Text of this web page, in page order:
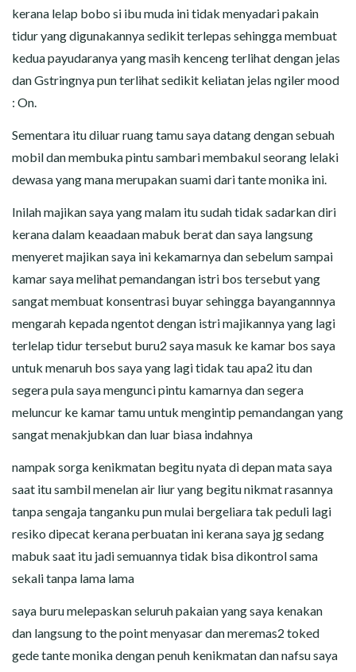
kerana lelap bobo si ibu muda ini tidak menyadari pakain
tidur yang digunakannya sedikit terlepas sehingga membuat
kedua payudaranya yang masih kenceng terlihat dengan jelas
dan Gstringnya pun terlihat sedikit keliatan jelas ngiler mood
: On.
Sementara itu diluar ruang tamu saya datang dengan sebuah
mobil dan membuka pintu sambari membakul seorang lelaki
dewasa yang mana merupakan suami dari tante monika ini.
Inilah majikan saya yang malam itu sudah tidak sadarkan diri
kerana dalam keaadaan mabuk berat dan saya langsung
menyeret majikan saya ini kekamarnya dan sebelum sampai
kamar saya melihat pemandangan istri bos tersebut yang
sangat membuat konsentrasi buyar sehingga bayangannnya
mengarah kepada ngentot dengan istri majikannya yang lagi
terlelap tidur tersebut buru2 saya masuk ke kamar bos saya
untuk menaruh bos saya yang lagi tidak tau apa2 itu dan
segera pula saya mengunci pintu kamarnya dan segera
meluncur ke kamar tamu untuk mengintip pemandangan yang
sangat menakjubkan dan luar biasa indahnya
nampak sorga kenikmatan begitu nyata di depan mata saya
saat itu sambil menelan air liur yang begitu nikmat rasannya
tanpa sengaja tanganku pun mulai bergeliara tak peduli lagi
resiko dipecat kerana perbuatan ini kerana saya jg sedang
mabuk saat itu jadi semuannya tidak bisa dikontrol sama
sekali tanpa lama lama
saya buru melepaskan seluruh pakaian yang saya kenakan
dan langsung to the point menyasar dan meremas2 toked
gede tante monika dengan penuh kenikmatan dan nafsu saya